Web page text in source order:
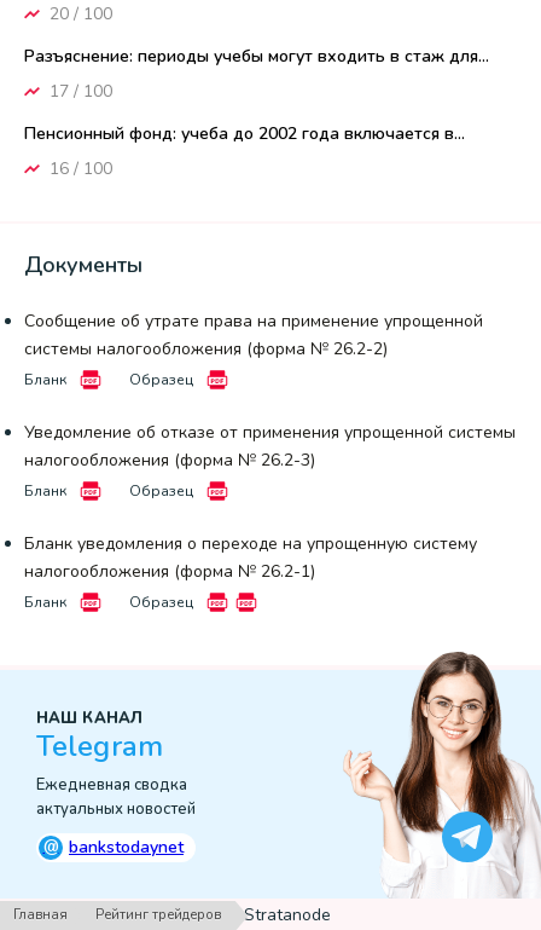
20 / 100
Разъяснение: периоды учебы могут входить в стаж для...
17 / 100
Пенсионный фонд: учеба до 2002 года включается в...
16 / 100
Документы
Сообщение об утрате права на применение упрощенной
системы налогообложения (форма № 26.2-2)
Бланк Образец
Уведомление об отказе от применения упрощенной системы
налогообложения (форма № 26.2-3)
Бланк Образец
Бланк уведомления о переходе на упрощенную систему
налогообложения (форма № 26.2-1)
Бланк Образец
НАШ КАНАЛ
Telegram
Ежедневная сводка
актуальных новостей
@ bankstodaynet
Главная Рейтинг трейдеров ›Stratanode